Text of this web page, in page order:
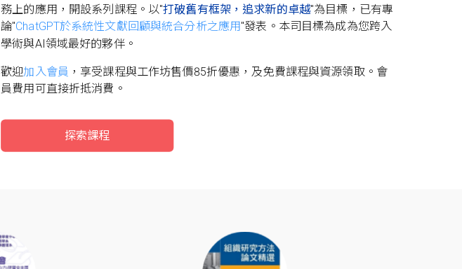
務上的應用，開設系列課程。以"打破舊有框架，追求新的卓越"為目標，已有專
論"ChatGPT於系統性文獻回顧與統合分析之應用"發表。本司目標為成為您跨入
學術與AI領域最好的夥伴。
歡迎加入會員 ，享受課程與工作坊售價85折優惠，及免費課程與資源領取。會
員費用可直接折抵消費。
探索課程